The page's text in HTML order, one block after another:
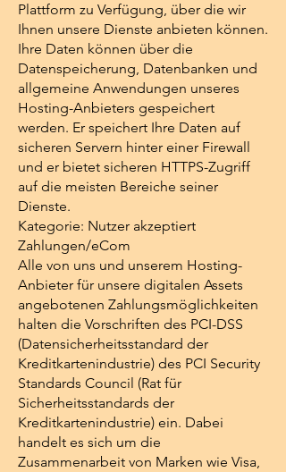
Plattform zu Verfügung, über die wir
Ihnen unsere Dienste anbieten können.
Ihre Daten können über die
Datenspeicherung, Datenbanken und
allgemeine Anwendungen unseres
Hosting-Anbieters gespeichert
werden. Er speichert Ihre Daten auf
sicheren Servern hinter einer Firewall
und er bietet sicheren HTTPS-Zugriff
auf die meisten Bereiche seiner
Dienste.
Kategorie: Nutzer akzeptiert
Zahlungen/eCom
Alle von uns und unserem Hosting-
Anbieter für unsere digitalen Assets
angebotenen Zahlungsmöglichkeiten
halten die Vorschriften des PCI-DSS
(Datensicherheitsstandard der
Kreditkartenindustrie) des PCI Security
Standards Council (Rat für
Sicherheitsstandards der
Kreditkartenindustrie) ein. Dabei
handelt es sich um die
Zusammenarbeit von Marken wie Visa,